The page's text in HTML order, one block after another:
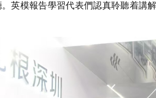
英模報告學習代表們認真聆聽着講